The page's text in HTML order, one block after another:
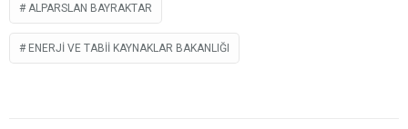
ALPARSLAN BAYRAKTAR
ENERJI VE TABII KAYNAKLAR BAKANLIĞI